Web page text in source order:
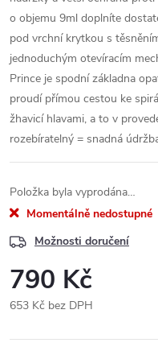
o objemu 9ml doplníte
pod vrchní krytkou s
jednoduchým otevíracím
Prince je spodní základna
proudí přímou cestou ke
žhavicí hlavami, a to v
rozebíratelný = snadná
Položka byla vyprodána…
Momentálně nedostupné
Možnosti doručení
790 Kč
653 Kč bez DPH
cena: